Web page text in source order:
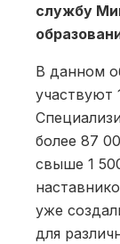
службу
В данном
участвуют
более 87
свыше 1
уже
для